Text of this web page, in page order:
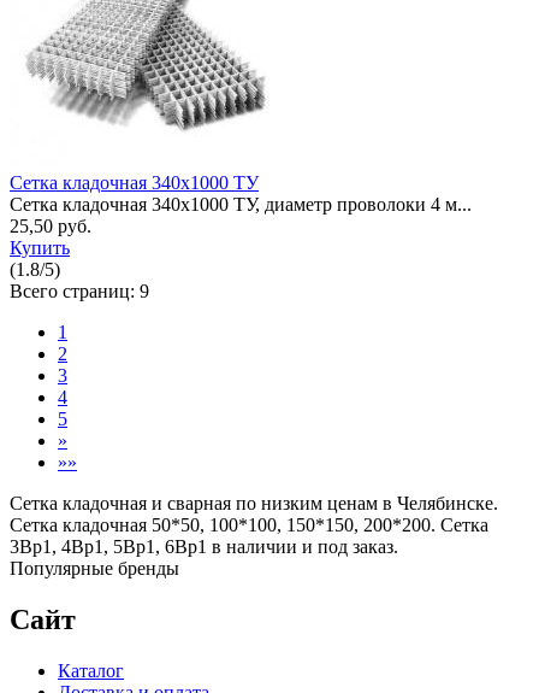
Сетка кладочная 340x1000 ТУ
Сетка кладочная 340x1000 ТУ, диаметр проволоки 4 м...
25,50 руб.
Купить
(1.8/5)
Всего страниц: 9
1
2
3
4
5
»
»»
Сетка кладочная и сварная по низким ценам в Челябинске.
Сетка кладочная 50*50, 100*100, 150*150, 200*200. Сетка
3Вр1, 4Вр1, 5Вр1, 6Вр1 в наличии и под заказ.
Популярные бренды
Сайт
Каталог